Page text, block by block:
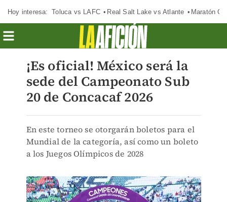
Hoy interesa: Toluca vs LAFC Real Salt Lake vs Atlante Maratón
¡Es oficial! México será la
sede del Campeonato Sub
20 de Concacaf 2026
En este torneo se otorgarán boletos para el
Mundial de la categoría, así como un boleto
a los Juegos Olímpicos de 2028